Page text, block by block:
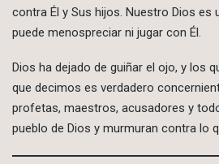
contra Él y Sus hijos. Nuestro Dios es
puede menospreciar ni jugar con Él.
Dios ha dejado de guiñar el ojo, y los
que decimos es verdadero
profetas, maestros, acusadores y
pueblo de Dios y murmuran contra lo